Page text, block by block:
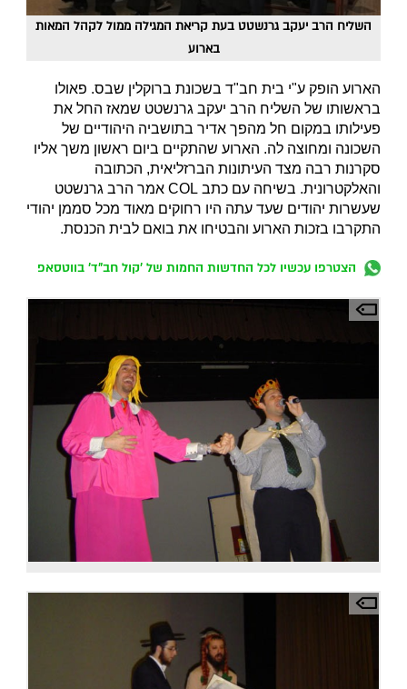
השליח הרב יעקב גרנשטט בעת קריאת המגילה ממול לקהל המאות
בארוע
הארוע הופק ע"י בית חב"ד בשכונת ברוקלין שבס. פאולו
בראשותו של השליח הרב יעקב גרנשטט שמאז החל את
פעילותו במקום חל מהפך אדיר בתושביה היהודיים של
השכונה ומחוצה לה. הארוע שהתקיים ביום ראשון משך אליו
סקרנות רבה מצד העיתונות הברזליאית, הכתובה
והאלקטרונית. בשיחה עם כתב COL אמר הרב גרנשטט
שעשרות יהודים שעד עתה היו רחוקים מאוד מכל סממן יהודי
התקרבו בזכות הארוע והבטיחו את בואם לבית הכנסת.
הצטרפו עכשיו לכל החדשות החמות של 'קול חב"ד' בווטסאפ